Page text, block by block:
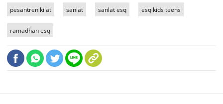
pesantren kilat sanlat sanlat esq esq kids teens
ramadhan esq